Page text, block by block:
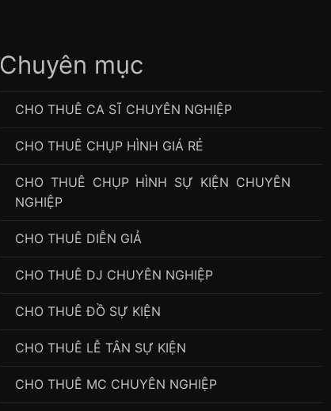
Chuyên mục
CHO THUÊ CA SĨ CHUYÊN NGHIỆP
CHO THUÊ CHỤP HÌNH GIÁ RẺ
CHO THUÊ CHỤP HÌNH SỰ KIỆN CHUYÊN
NGHIỆP
CHO THUÊ DIỄN GIẢ
CHO THUÊ DJ CHUYÊN NGHIỆP
CHO THUÊ ĐỒ SỰ KIỆN
CHO THUÊ LỄ TÂN SỰ KIỆN
CHO THUÊ MC CHUYÊN NGHIỆP